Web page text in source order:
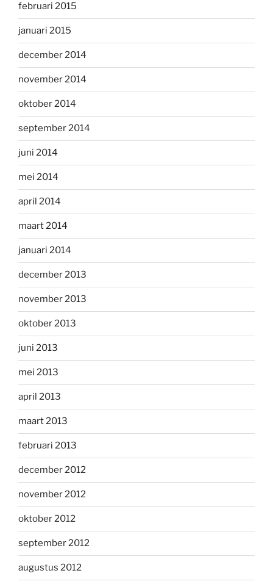
februari 2015
januari 2015
december 2014
november 2014
oktober 2014
september 2014
juni 2014
mei 2014
april 2014
maart 2014
januari 2014
december 2013
november 2013
oktober 2013
juni 2013
mei 2013
april 2013
maart 2013
februari 2013
december 2012
november 2012
oktober 2012
september 2012
augustus 2012